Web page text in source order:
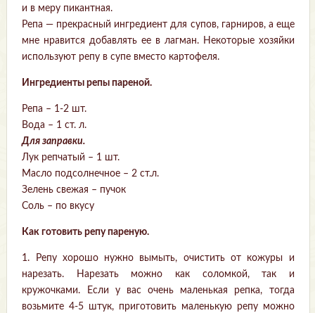
и в меру пикантная.
Репа — прекрасный ингредиент для супов, гарниров, а еще
мне нравится добавлять ее в лагман. Некоторые хозяйки
используют репу в супе вместо картофеля.
Ингредиенты репы пареной.
Репа – 1-2 шт.
Вода – 1 ст. л.
Для заправки.
Лук репчатый – 1 шт.
Масло подсолнечное – 2 ст.л.
Зелень свежая – пучок
Соль – по вкусу
Как готовить репу пареную.
1. Репу хорошо нужно вымыть, очистить от кожуры и
нарезать. Нарезать можно как соломкой, так и
кружочками. Если у вас очень маленькая репка, тогда
возьмите 4-5 штук, приготовить маленькую репу можно